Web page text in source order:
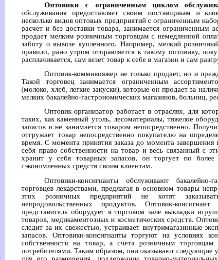
Оптовики с ограниченным циклом
обслуживания предоставляет своим поставщикам и
несколько видов оптовых предприятий с ограниченным
расчет и без доставки товара, занимается ограниченным
продает мелким розничным торговцам с немедленной
заботу о вывозе купленного. Например, мелкий
правило, рано утром отправляется к такому оптовику,
расплачивается, сам везет товар к себе в магазин и сам
Оптовик-коммивояжер не только продает, но и
Такой торговец занимается ограниченным
(молоко, хлеб, легкие закуски), которые он продает за
мелких бакалейно-гастрономических магазинов, больниц,
Оптовик-организатор работает в отраслях, для
таких, как каменный уголь, лесоматериалы, тяжелое
запасов и не занимается товаром непосредственно.
отгружает товар непосредственно покупателю на
время. С момента принятия заказа до момента завершения
себя право собственности на товар и весь связанный с
хранит у себя товарных запасов, он торгует по
сэкономленных средств своим клиентам.
Оптовики-консигнанты обслуживают
торговцев лекарствами, предлагая в основном товары
этих розничных предприятий не хотят
непродовольственных продуктов. Оптовик-
представитель оборудует в торговом зале выкладки
товаров, медикаментозных и косметических средств.
следит за их свежестью, устраивает внутримагазинные
запасов. Оптовики-консигнанты торгуют на условиях
собственности на товар, а счета розничным
потребителями. Таким образом, они оказывают следующие
для его размещения, поддержание товарно-